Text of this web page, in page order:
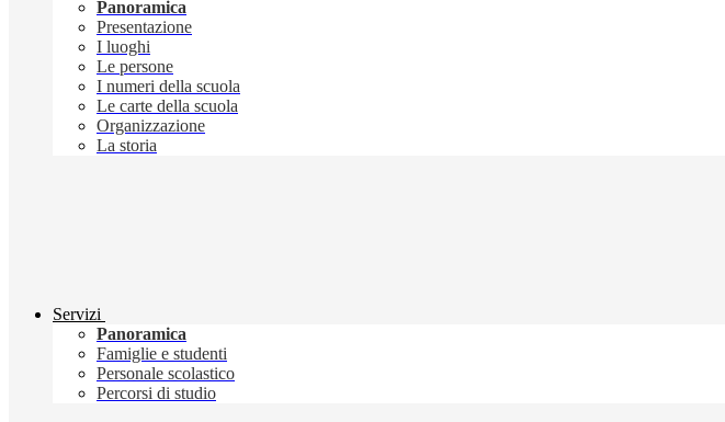
Panoramica
Presentazione
I luoghi
Le persone
I numeri della scuola
Le carte della scuola
Organizzazione
La storia
Servizi
Panoramica
Famiglie e studenti
Personale scolastico
Percorsi di studio